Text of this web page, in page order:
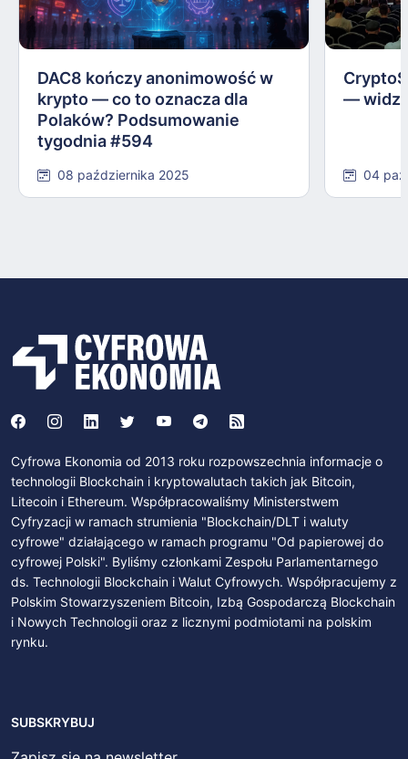
DAC8 kończy anonimowość w
krypto — co to oznacza dla
Polaków? Podsumowanie
tygodnia #594
08 października 2025
—
04
Cyfrowa Ekonomia od 2013 roku rozpowszechnia informacje o
technologii Blockchain i kryptowalutach takich jak Bitcoin,
Litecoin i Ethereum. Współpracowaliśmy Ministerstwem
Cyfryzacji w ramach strumienia "Blockchain/DLT i waluty
cyfrowe" działającego w ramach programu "Od papierowej do
cyfrowej Polski". Byliśmy członkami Zespołu Parlamentarnego
ds. Technologii Blockchain i Walut Cyfrowych. Współpracujemy z
Polskim Stowarzyszeniem Bitcoin, Izbą Gospodarczą Blockchain
i Nowych Technologii oraz z licznymi podmiotami na polskim
rynku.
SUBSKRYBUJ